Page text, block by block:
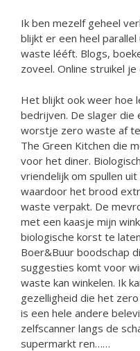
Ik ben mezelf geheel
blijkt er een heel
waste lééft. Blogs,
zoveel. Online struikel
Het blijkt ook weer hoe
bedrijven. De slager
worstje zero waste af
The Green Kitchen die
voor het diner.
vriendelijk om spullen
waardoor het brood
waste verpakt. De
met een kaasje mijn
biologische korst te
Boer&Buur boodschap
suggesties komt voor
waste kan winkelen. Ik
gezelligheid die het
is een hele andere
zelfscanner langs de
supermarkt ren……